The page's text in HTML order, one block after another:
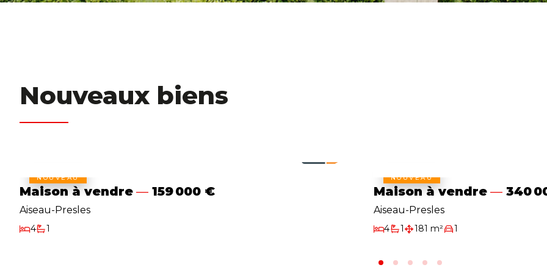
Nouveaux biens
NOUVEAU
Maison à vendre 159 000 €
Aiseau-Presles
4
Chambres
1
Salle de bain
NOUVEAU
Maison à vendre 340
Aiseau-Presles
4
Chambres
1
Salle de bain
181 m²
Surface habitable
1
Garage/Parking